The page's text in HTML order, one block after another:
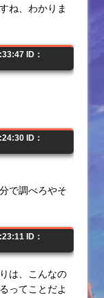
ね、わかりま
ID：
ID：
で調べろやそ
ID：
は、こんなの
ってことだよ